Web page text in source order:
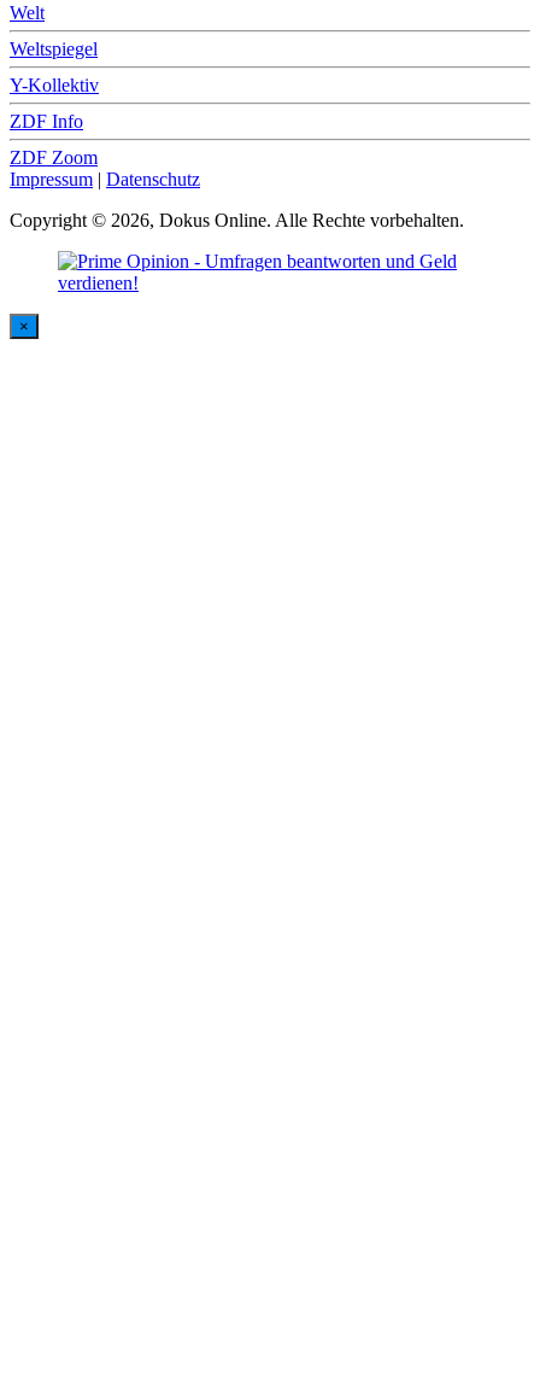
Welt
Weltspiegel
Y-Kollektiv
ZDF Info
ZDF Zoom
Impressum | Datenschutz
Copyright © 2026, Dokus Online. Alle Rechte vorbehalten.
×